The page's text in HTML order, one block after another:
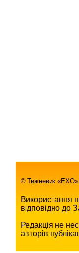
© Тижневик «EХO»
Використання
відповідно до
Редакція не
авторів